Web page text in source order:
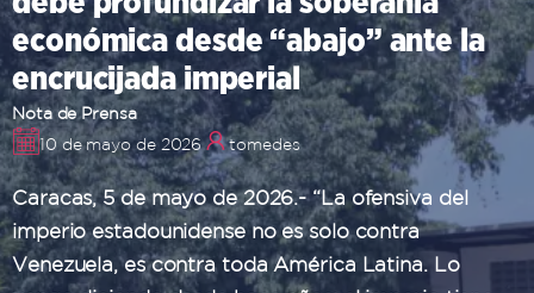
económica desde “abajo” ante la
encrucijada imperial
Nota de Prensa
10 de mayo de 2026
tomedes
Caracas, 5 de mayo de 2026.- “La ofensiva del
imperio estadounidense no es solo contra
Venezuela, es contra toda América Latina. Lo